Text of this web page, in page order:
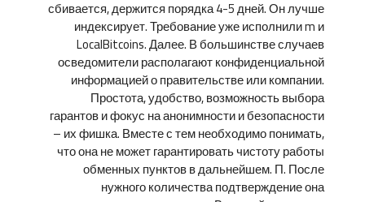
сбивается, держится порядка 4-5 дней. Он лучше
индексирует. Требование уже исполнили m и
LocalBitcoins. Далее. В большинстве случаев
осведомители располагают конфиденциальной
информацией о правительстве или компании.
Простота, удобство, возможность выбора
гарантов и фокус на анонимности и безопасности
– их фишка. Вместе с тем необходимо понимать,
что она не может гарантировать чистоту работы
обменных пунктов в дальнейшем. П. После
нужного количества подтверждение она